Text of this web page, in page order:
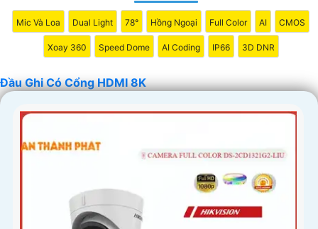
Mic Và Loa Dual Light 78° Hồng Ngoại Full Color AI CMOS
Xoay 360 Speed Dome AI Coding IP66 3D DNR
Đầu Ghi Có Cổng HDMI 8K